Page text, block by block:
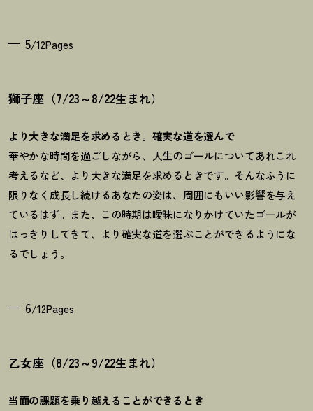
5/12Pages
獅子座（7/23～8/22生まれ）
より大きな満足を求めるとき。確実な道を選んで
華やかな時間を過ごしながら、人生のゴールについてあれこれ
考えるなど、より大きな満足を求めるときです。そんなふうに
限りなく成長し続けるあなたの姿は、周囲にもいい影響を与え
ているはず。また、この時期は曖昧になりかけていたゴールが
はっきりしてきて、より確実な道を選ぶことができるようにな
るでしょう。
6/12Pages
乙女座（8/23～9/22生まれ）
当面の課題を乗り越えることができるとき